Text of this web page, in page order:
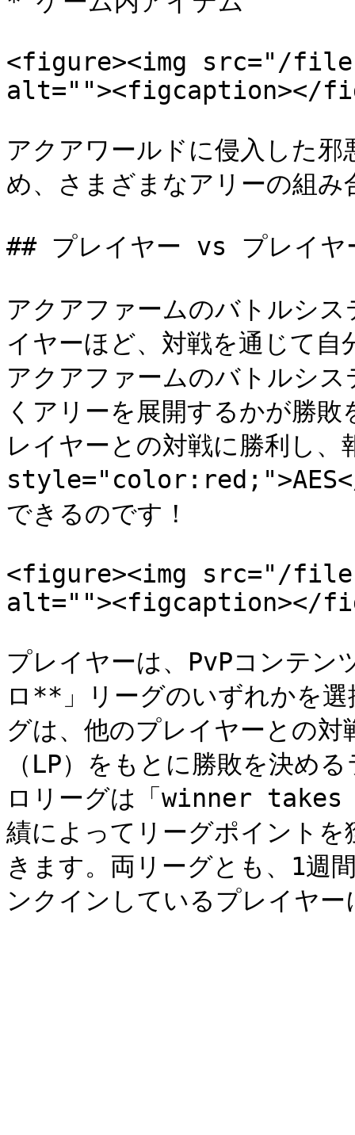
<figure><img src="/files/
alt=""><figcaption></
アクアワールドに侵入した
め、さまざまなアリーの組
## プレイヤー vs プレイヤ
アクアファームのバトルシ
イヤーほど、対戦を通じて
アクアファームのバトルシ
くアリーを展開するかが勝
レイヤーとの対戦に勝利し、
style="color:red;">AES</
できるのです！
<figure><img src="/files/
alt=""><figcaption></
プレイヤーは、PvPコンテ
ロ**」リーグのいずれかを
グは、他のプレイヤーとの
（LP）をもとに勝敗を決め
ロリーグは「winner takes
績によってリーグポイント
きます。両リーグとも、1週